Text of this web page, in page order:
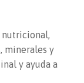
nutricional,
minerales y
y ayuda a